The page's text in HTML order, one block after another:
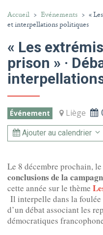
Accueil > Evénements > «
et interpellations politiques
« Les
prison » ·
Événement Liège
Ajouter au calendrier
Le 8 décembre prochain,
conclusions de la
cette année sur le thème
Il interpelle dans la
d’un débat associant les
démocratiques